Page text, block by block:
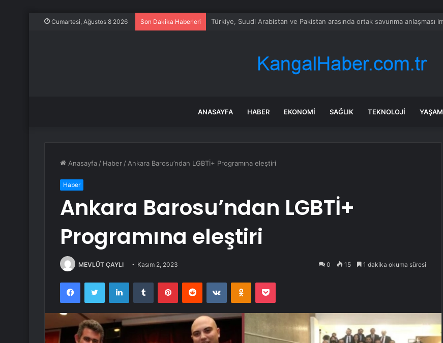
Cumartesi, Ağustos 8 2026 Son Dakika Haberleri Araç alımında ÖTV düzenlemesi: Vatandaşlar bayilere akın etti
ANASAYFA HABER EKONOMI SAĞLIK TEKNOLOJI YAŞAM
Anasayfa / Haber / Ankara Barosu’ndan LGBTİ+ Programına eleştiri
Haber
Ankara Barosu’ndan LGBTİ+
Programına eleştiri
MEVLÜT ÇAYLI Kasım 2, 2023 0 15 1 dakika okuma süresi
FacebookTwitter LinkedInTumblr PinterestReddit VKontakteOdnoklassniki
Pocket